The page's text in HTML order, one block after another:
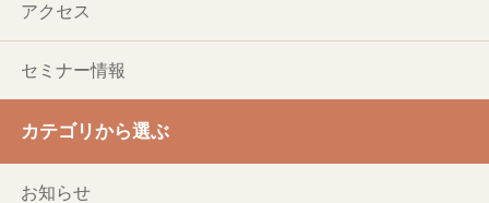
アクセス
セミナー情報
カテゴリから選ぶ
お知らせ